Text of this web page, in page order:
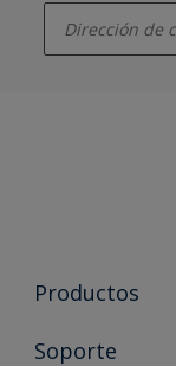
Productos
Todos los
Soporte